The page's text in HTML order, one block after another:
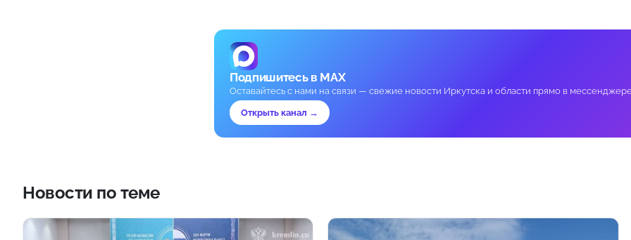
Подпишитесь в MAX
Оставайтесь с нами на связи — свежие новости Иркутска и области прямо в
Открыть канал →
Новости по теме